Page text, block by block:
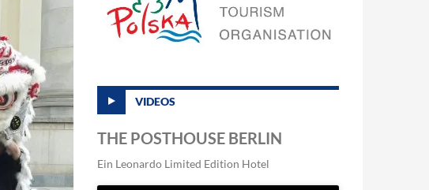
VIDEOS
THE POSTHOUSE BERLIN
Ein Leonardo Limited Edition Hotel